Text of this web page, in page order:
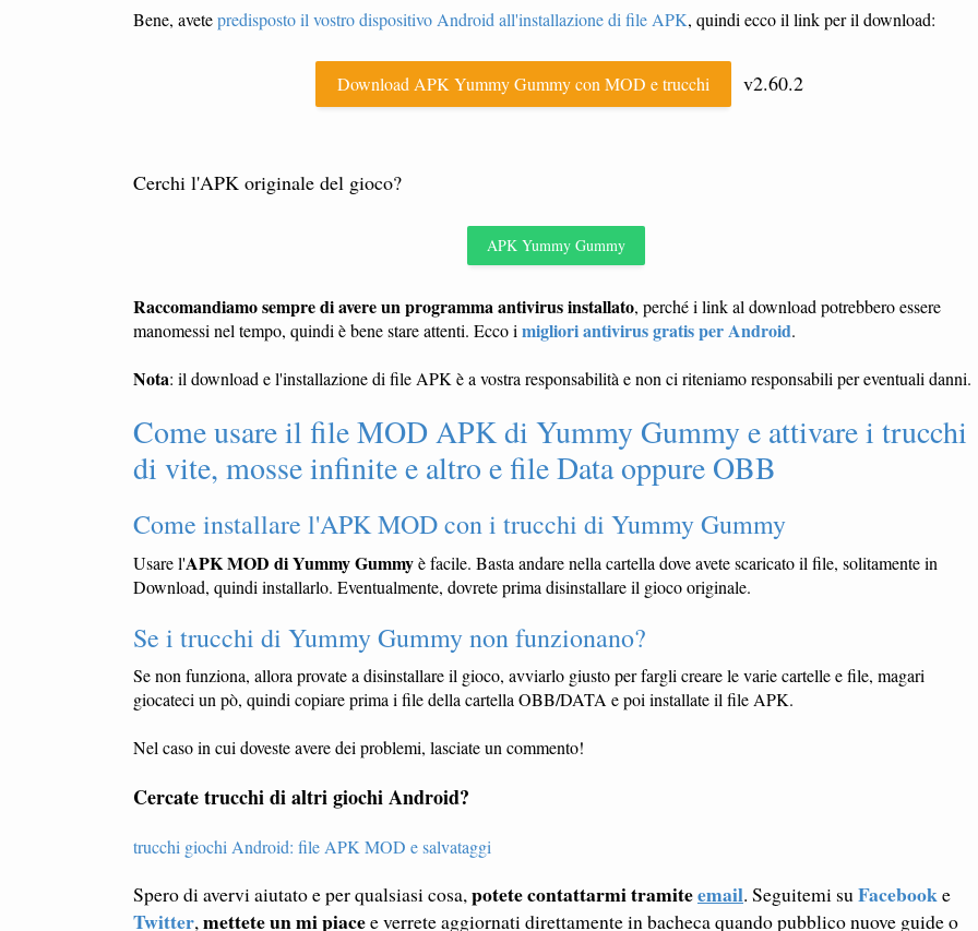
Bene, avetepredisposto il vostro dispositivo Android all'installazione di file APK, quindi ecco il link per il download:
Download APK Yummy Gummy con MOD e trucchi v2.60.2
Cerchi l'APK originale del gioco?
APK Yummy Gummy
Raccomandiamo sempre di avere un programma antivirus installato, perché i link al download potrebbero essere
manomessi nel tempo, quindi è bene stare attenti. Ecco imigliori antivirus gratis per Android.
Nota: il download e l'installazione di file APK è a vostra responsabilità e non ci riteniamo responsabili per eventuali danni.
Come usare il file MOD APK di Yummy Gummy e attivare i trucchi
di vite, mosse infinite e altro e file Data oppure OBB
Come installare l'APK MOD con i trucchi di Yummy Gummy
Usare l'APK MOD di Yummy Gummyè facile. Basta andare nella cartella dove avete scaricato il file, solitamente in
Download, quindi installarlo. Eventualmente, dovrete prima disinstallare il gioco originale.
Se i trucchi di Yummy Gummy non funzionano?
Se non funziona, allora provate a disinstallare il gioco, avviarlo giusto per fargli creare le varie cartelle e file, magari
giocateci un pò, quindi copiare prima i file della cartella OBB/DATA e poi installate il file APK.
Nel caso in cui doveste avere dei problemi, lasciate un commento!
Cercate trucchi di altri giochi Android?
trucchi giochi Android: file APK MOD e salvataggi
Spero di avervi aiutato e per qualsiasi cosa,potete contattarmi tramiteemail. Seguitemi suFacebooke
Twitter,mettete un mi piacee verrete aggiornati direttamente in bacheca quando pubblico nuove guide o